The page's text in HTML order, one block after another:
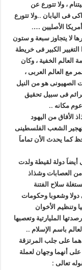
، ولا تتورع عن
فى اليابان ..ولا تتورع
الأصليين ….
لا يتجاوز سبعة و ستون
م … وبالطبع هذا التغيير الكبير فى خريطة
العالم الخفية ، وكان
مع العالم العربى ،
الصهيونى هو من النيل
فى سبيل تحقيق
مكانه ..
الأفاق من اليهود
الشعب الفلسطينى
كما يحدث الأن تماماَ
أيضاَ دولة لقيطة ولدت
العصابات وشذاذ
سلاح الفتنة
دولا وشعوبا وحكومات
وتنظيم الأخوان
المليارتية وتعصبها
باسم الإسلام ..
على جلب المرتزقة
أنهما وجهان لعملة
تعالى :